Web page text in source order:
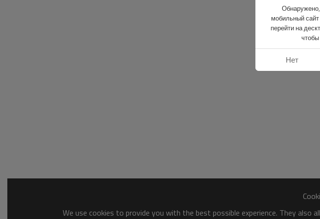
We use cookies to provide you with the best possible experience. They
мобильный
перейти на
Нет